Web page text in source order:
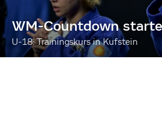
WM-Countdown
U-18: Trainingskurs in Kufstein